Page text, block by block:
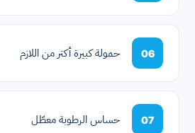
06 حمولة كبيرة أكتر من اللازم
07 حساس الرطوبة معطّل